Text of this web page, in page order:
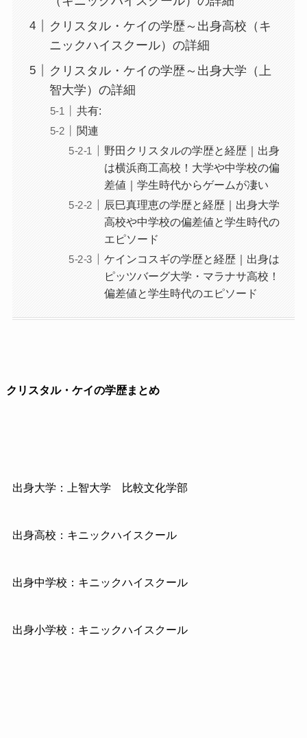
クリスタル・ケイの学歴～出身高校（キ
ニックハイスクール）の詳細
クリスタル・ケイの学歴～出身大学（上
智大学）の詳細
共有:
関連
野田クリスタルの学歴と経歴｜出身
は横浜商工高校！大学や中学校の偏
差値｜学生時代からゲームが凄い
辰巳真理恵の学歴と経歴｜出身大学
高校や中学校の偏差値と学生時代の
エピソード
ケインコスギの学歴と経歴｜出身は
ピッツバーグ大学・マラナサ高校！
偏差値と学生時代のエピソード
クリスタル・ケイの学歴まとめ
出身大学：上智大学 比較文化学部
出身高校：キニックハイスクール
出身中学校：キニックハイスクール
出身小学校：キニックハイスクール